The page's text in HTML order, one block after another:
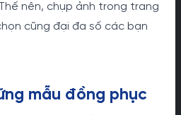
nên, chụp ảnh trong trang
cũng đại đa số các bạn
mẫu đồng phục